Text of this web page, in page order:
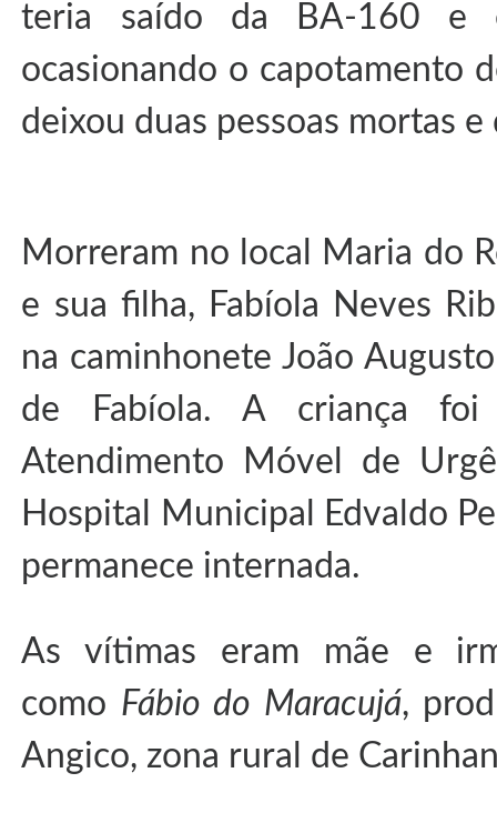
teria saído da BA-160 e
ocasionando o capotamento
deixou duas pessoas mortas e
Morreram no local Maria do
e sua filha, Fabíola Neves
na caminhonete João
de Fabíola. A criança foi
Atendimento Móvel de
Hospital Municipal Edvaldo
permanece internada.
As vítimas eram mãe e
como Fábio do Maracujá,
Angico, zona rural de